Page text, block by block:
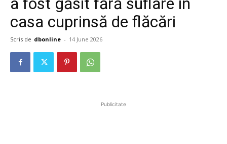
casa cuprinsă de flăcări
Scris de dbonline - 14 June 2026
Publicitate